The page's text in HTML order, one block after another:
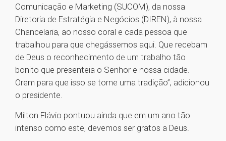
Comunicação e Marketing (SUCOM), da nossa
Diretoria de Estratégia e Negócios (DIREN), à nossa
Chancelaria, ao nosso coral e cada pessoa que
trabalhou para que chegássemos aqui. Que recebam
de Deus o reconhecimento de um trabalho tão
bonito que presenteia o Senhor e nossa cidade.
Orem para que isso se torne uma tradição”, adicionou
o presidente.
Milton Flávio pontuou ainda que em um ano tão
intenso como este, devemos ser gratos a Deus.